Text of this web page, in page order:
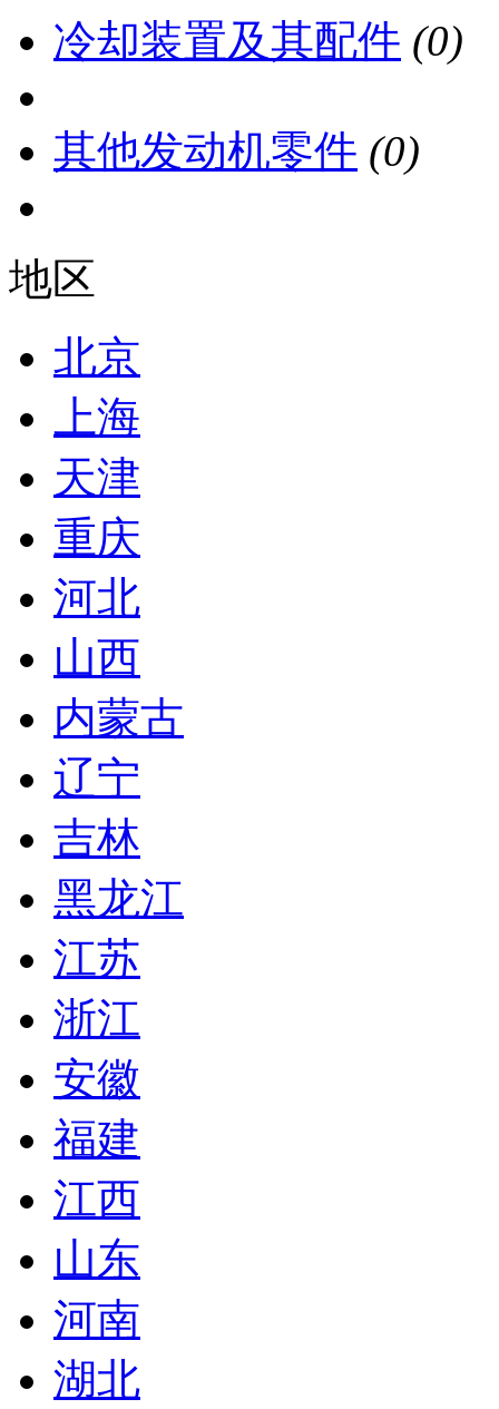
冷却装置及其配件 (0)
其他发动机零件 (0)
地区
北京
上海
天津
重庆
河北
山西
内蒙古
辽宁
吉林
黑龙江
江苏
浙江
安徽
福建
江西
山东
河南
湖北